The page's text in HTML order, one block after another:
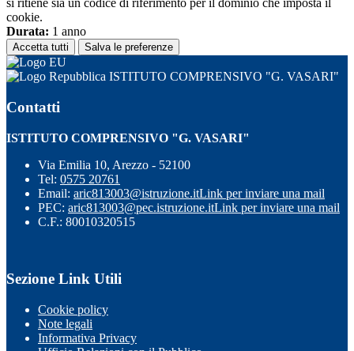
si ritiene sia un codice di riferimento per il dominio che imposta il
cookie.
Durata: 1 anno
Accetta tutti Salva le preferenze
ISTITUTO COMPRENSIVO "G. VASARI"
Contatti
ISTITUTO COMPRENSIVO "G. VASARI"
Via Emilia 10, Arezzo - 52100
Tel: 0575 20761
Email: aric813003@istruzione.itLink per inviare una mail
PEC: aric813003@pec.istruzione.itLink per inviare una mail
C.F.: 80010320515
Sezione Link Utili
Cookie policy
Note legali
Informativa Privacy